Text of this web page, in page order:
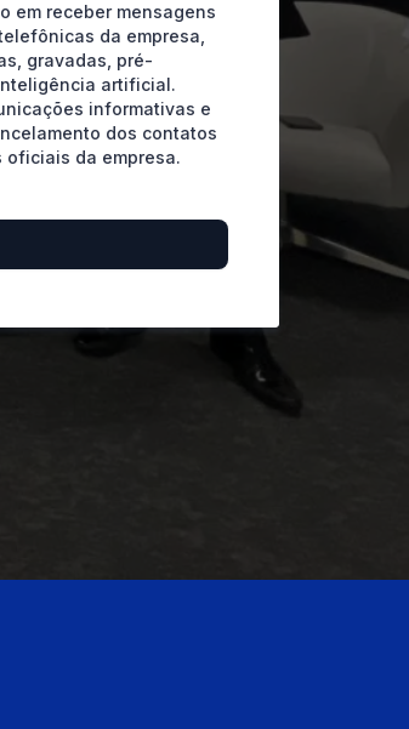
em receber mensagens
da empresa,
gravadas, pré-
artificial.
informativas e
dos contatos
oficiais da empresa.